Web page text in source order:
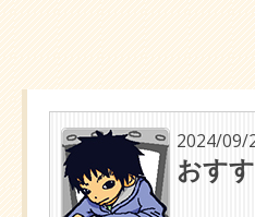
2024/09/
おす